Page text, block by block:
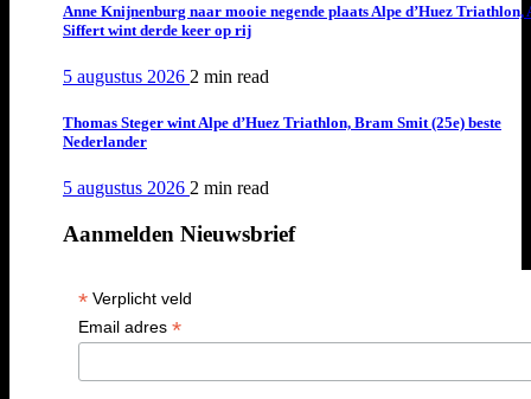
Anne Knijnenburg naar mooie negende plaats Alpe d’Huez Triathlon,
Siffert wint derde keer op rij
5 augustus 2026 2 min read
Thomas Steger wint Alpe d’Huez Triathlon, Bram Smit (25e) beste
Nederlander
5 augustus 2026 2 min read
Aanmelden Nieuwsbrief
*Verplicht veld
Email adres *